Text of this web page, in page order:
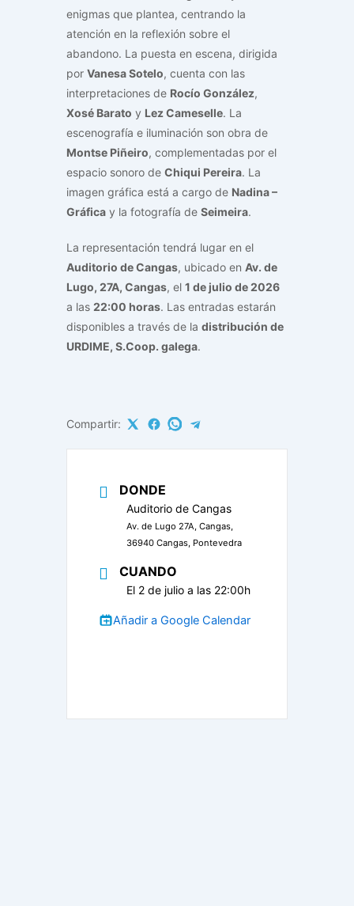
enigmas que plantea, centrando la
atención en la reflexión sobre el
abandono. La puesta en escena, dirigida
por Vanesa Sotelo, cuenta con las
interpretaciones de Rocío González,
Xosé Barato y Lez Cameselle. La
escenografía e iluminación son obra de
Montse Piñeiro, complementadas por el
espacio sonoro de Chiqui Pereira. La
imagen gráfica está a cargo de Nadina –
Gráfica y la fotografía de Seimeira.
La representación tendrá lugar en el
Auditorio de Cangas, ubicado en Av. de
Lugo, 27A, Cangas, el 1 de julio de 2026
a las 22:00 horas. Las entradas estarán
disponibles a través de la distribución de
URDIME, S.Coop. galega.
Compartir:
DONDE
Auditorio de Cangas
Av. de Lugo 27A, Cangas,
36940 Cangas, Pontevedra
CUANDO
El 2 de julio a las 22:00h
Añadir a Google Calendar